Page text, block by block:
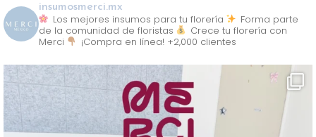
insumosmerci.mx
Los mejores insumos para tu florería
Forma parte
de la comunidad de floristas
Crece tu florería con
Merci
¡Compra en línea! +2,000 clientes